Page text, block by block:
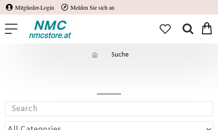
Mitglieder-Login Melden Sie sich an
Suche